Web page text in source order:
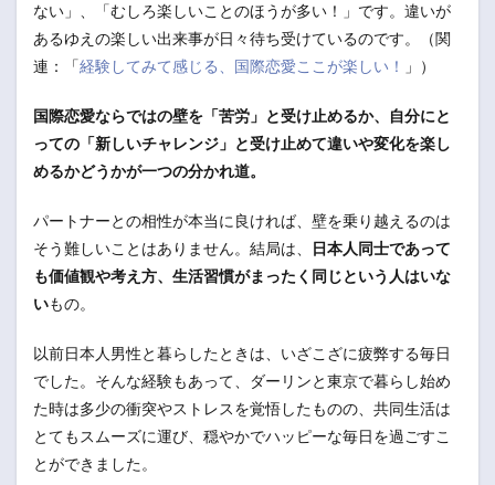
ない」、「むしろ楽しいことのほうが多い！」です。違いが
あるゆえの楽しい出来事が日々待ち受けているのです。（関
連：「経験してみて感じる、国際恋愛ここが楽しい！ 」）
国際恋愛ならではの壁を「苦労」と受け止めるか、自分にと
っての「新しいチャレンジ」と受け止めて違いや変化を楽し
めるかどうかが一つの分かれ道。
パートナーとの相性が本当に良ければ、壁を乗り越えるのは
そう難しいことはありません。結局は、
日本人同士であって
も価値観や考え方、生活習慣がまったく同じという人はいな
いもの。
以前日本人男性と暮らしたときは、いざこざに疲弊する毎日
でした。そんな経験もあって、ダーリンと東京で暮らし始め
た時は多少の衝突やストレスを覚悟したものの、共同生活は
とてもスムーズに運び、穏やかでハッピーな毎日を過ごすこ
とができました。